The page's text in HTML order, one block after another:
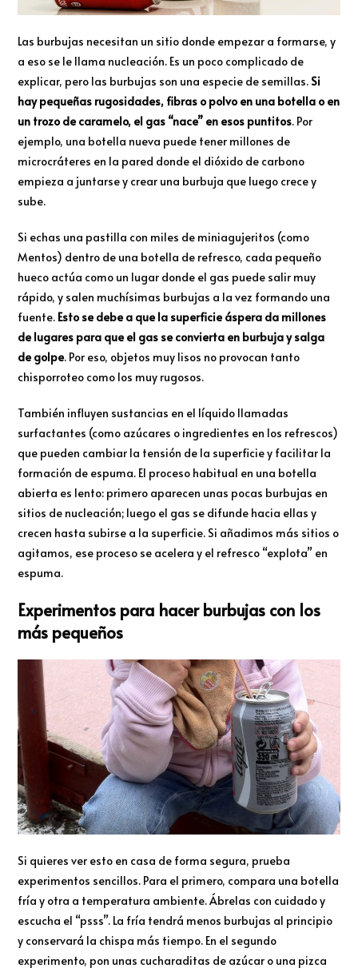
Las burbujas necesitan un sitio donde empezar a formarse, y
a eso se le llama nucleación. Es un poco complicado de
explicar, pero las burbujas son una especie de semillas. Si
hay pequeñas rugosidades, fibras o polvo en una botella o en
un trozo de caramelo, el gas “nace” en esos puntitos. Por
ejemplo, una botella nueva puede tener millones de
microcráteres en la pared donde el dióxido de carbono
empieza a juntarse y crear una burbuja que luego crece y
sube.
Si echas una pastilla con miles de miniagujeritos (como
Mentos) dentro de una botella de refresco, cada pequeño
hueco actúa como un lugar donde el gas puede salir muy
rápido, y salen muchísimas burbujas a la vez formando una
fuente. Esto se debe a que la superficie áspera da millones
de lugares para que el gas se convierta en burbuja y salga
de golpe. Por eso, objetos muy lisos no provocan tanto
chisporroteo como los muy rugosos.
También influyen sustancias en el líquido llamadas
surfactantes (como azúcares o ingredientes en los refrescos)
que pueden cambiar la tensión de la superficie y facilitar la
formación de espuma. El proceso habitual en una botella
abierta es lento: primero aparecen unas pocas burbujas en
sitios de nucleación; luego el gas se difunde hacia ellas y
crecen hasta subirse a la superficie. Si añadimos más sitios o
agitamos, ese proceso se acelera y el refresco “explota” en
espuma.
Experimentos para hacer burbujas con los
más pequeños
Si quieres ver esto en casa de forma segura, prueba
experimentos sencillos. Para el primero, compara una botella
fría y otra a temperatura ambiente. Ábrelas con cuidado y
escucha el “psss”. La fría tendrá menos burbujas al principio
y conservará la chispa más tiempo. En el segundo
experimento, pon unas cucharaditas de azúcar o una pizca